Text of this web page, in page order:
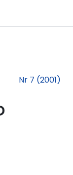
Nr 7 (2001)